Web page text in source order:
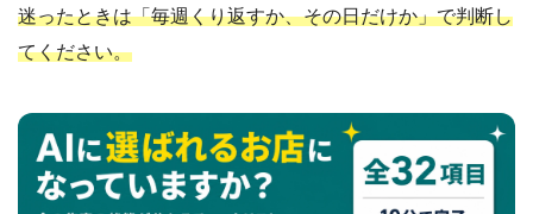
迷ったときは「毎週くり返すか、その日だけか」で判断し
てください。